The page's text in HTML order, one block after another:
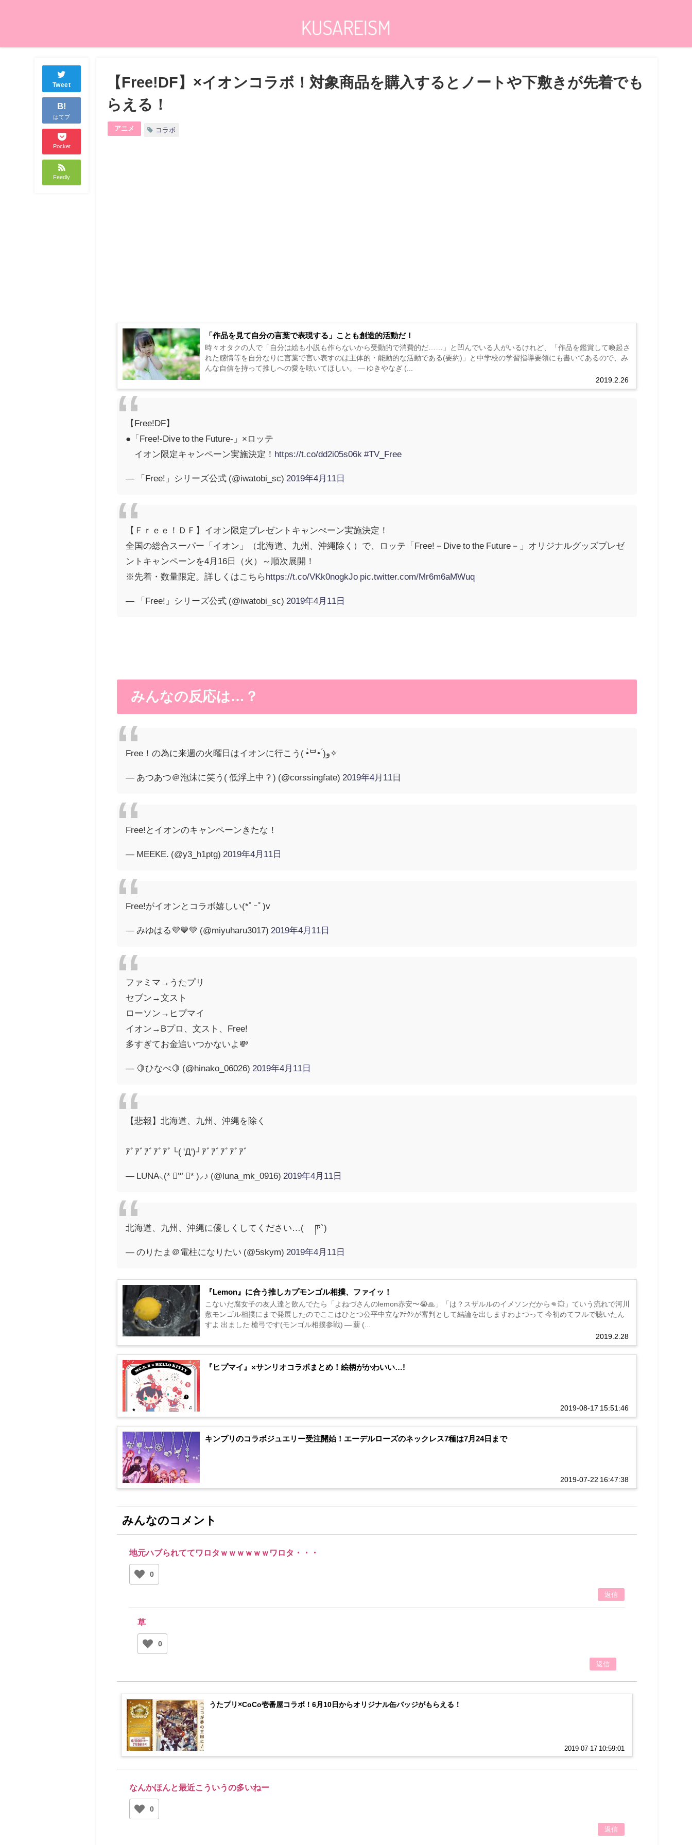
Tweet
B!
はてブ
Pocket
Feedly
【Free!DF】×イオンコラボ！対象商品を購入するとノートや下敷きが先着でも
らえる！
アニメ コラボ
「作品を見て自分の言葉で表現する」ことも創造的活動だ！
2019.2.26
時々オタクの人で「自分は絵も小説も作らないから受動的で消費的だ……」と凹んでいる人がいるけれど、「作品を鑑賞して喚起さ
れた感情等を自分なりに言葉で言い表すのは主体的・能動的な活動である(要約)」と中学校の学習指導要領にも書いてあるので、み
んな自信を持って推しへの愛を呟いてほしい。 — ゆきやなぎ (...
【Free!DF】
●「Free!-Dive to the Future-」×ロッテ
イオン限定キャンペーン実施決定！ https://t.co/dd2i05s06k #TV_Free
— 「Free!」シリーズ公式 (@iwatobi_sc) 2019年4月11日
【Ｆｒｅｅ！ＤＦ】イオン限定プレゼントキャンぺーン実施決定！
全国の総合スーパー「イオン」（北海道、九州、沖縄除く）で、ロッテ「Free!－Dive to the Future－」オリジナルグッズプレゼ
ントキャンペーンを4月16日（火）～順次展開！
※先着・数量限定。詳しくはこちらhttps://t.co/VKk0nogkJo pic.twitter.com/Mr6m6aMWuq
— 「Free!」シリーズ公式 (@iwatobi_sc) 2019年4月11日
みんなの反応は…？
Free！の為に来週の火曜日はイオンに行こう( •̀ᄇ• ́)ﻭ✧
— あつあつ＠泡沫に笑う( 低浮上中？) (@corssingfate) 2019年4月11日
Free!とイオンのキャンペーンきたな！
— MEEKE. (@y3_h1ptg) 2019年4月11日
Free!がイオンとコラボ嬉しい(*ﾟｰﾟ)v
— みゆはる💜💙💚 (@miyuharu3017) 2019年4月11日
ファミマ→うたプリ
セブン→文スト
ローソン→ヒプマイ
イオン→Bプロ、文スト、Free!
多すぎてお金追いつかないよ💸
— 🍋ひなぺ🍋 (@hinako_06026) 2019年4月11日
【悲報】北海道、九州、沖縄を除く
ｱﾞｱﾞｱﾞｱﾞｱﾞ└( 'Д')┘ｱﾞｱﾞｱﾞｱﾞｱﾞ
— LUNA⸜(* ॑꒳ ॑* )⸝♪ (@luna_mk_0916) 2019年4月11日
北海道、九州、沖縄に優しくしてください…( ´ཫ`)
— のりたま＠電柱になりたい (@5skym) 2019年4月11日
『Lemon』に合う推しカプモンゴル相撲、ファイッ！
2019.2.28
こないだ腐女子の友人達と飲んでたら「よねづさんのlemon赤安〜😭🙏」「は？スザルルのイメソンだから👊💥」ていう流れで河川
敷モンゴル相撲にまで発展したのでここはひとつ公平中立なｱﾃｸｼが審判として結論を出しますわよつって 今初めてフルで聴いたん
すよ 出ました 槍弓です(モンゴル相撲参戦) — 薪 (...
『ヒプマイ』×サンリオコラボまとめ！絵柄がかわいい…!
2019-08-17 15:51:46
キンプリのコラボジュエリー受注開始！エーデルローズのネックレス7種は7月24日まで
2019-07-22 16:47:38
みんなのコメント
地元ハブられててワロタｗｗｗｗｗｗワロタ・・・
0
返信
草
0
返信
うたプリ×CoCo壱番屋コラボ！6月10日からオリジナル缶バッジがもらえる！
2019-07-17 10:59:01
なんかほんと最近こういうの多いねー
0
返信